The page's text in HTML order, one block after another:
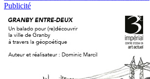
Publicité